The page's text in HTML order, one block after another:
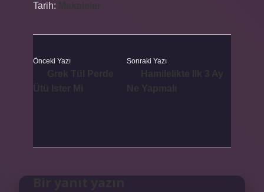
Tarih:
Önceki Yazı Sonraki Yazı